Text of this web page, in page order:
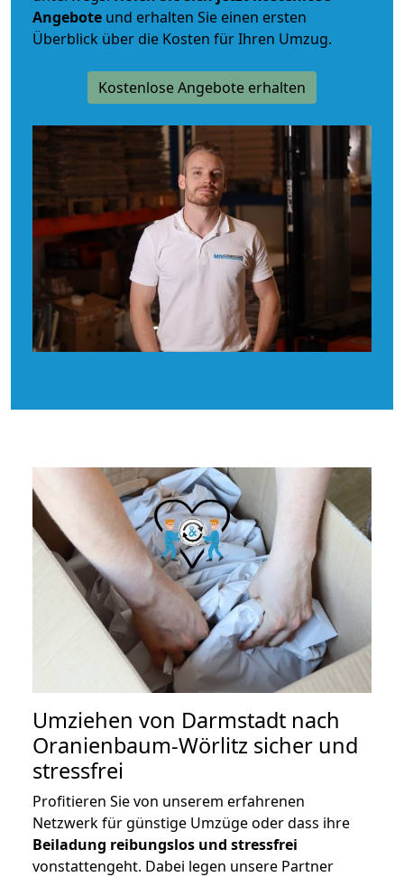
Angebote und erhalten Sie einen ersten
Überblick über die Kosten für Ihren Umzug.
Kostenlose Angebote erhalten
Umziehen von Darmstadt nach
Oranienbaum-Wörlitz sicher und
stressfrei
Profitieren Sie von unserem erfahrenen
Netzwerk für günstige Umzüge oder dass ihre
Beiladung reibungslos und stressfrei
vonstattengeht. Dabei legen unsere Partner